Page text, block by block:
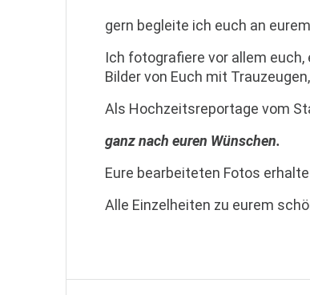
gern begleite ich euch an
Ich fotografiere vor allem euch,
Bilder von Euch mit
Als Hochzeitsreportage vom
ganz nach euren Wünschen.
Eure bearbeiteten Fotos
Alle Einzelheiten zu eurem